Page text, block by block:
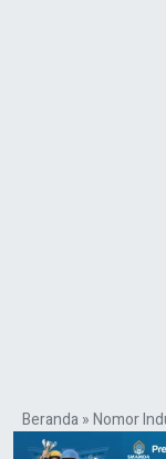
Beranda»Nomor